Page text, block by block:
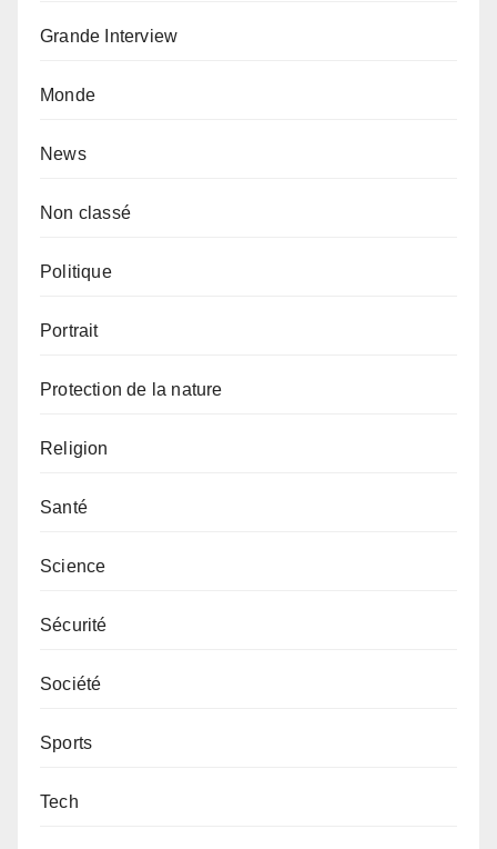
Grande Interview
Monde
News
Non classé
Politique
Portrait
Protection de la nature
Religion
Santé
Science
Sécurité
Société
Sports
Tech